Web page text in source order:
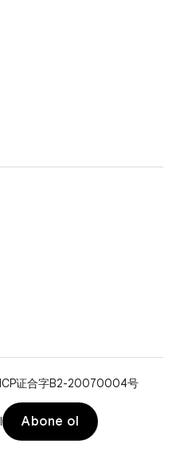
ICP证合字B2-20070004号
Abone ol